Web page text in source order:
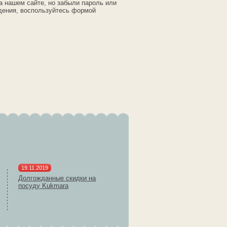
нашем сайте, но забыли пароль или
воспользуйтесь формой
19.11.2019
Долгожданные скидки на
посуду Kukmara